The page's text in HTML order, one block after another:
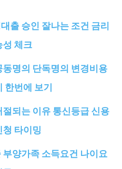
출 승인 잘나는 조건 금리
성 체크
명의 단독명의 변경비용
한번에 보기
되는 이유 통신등급 신용
타이밍
양가족 소득요건 나이요